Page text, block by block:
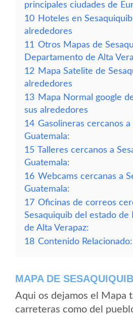
principales ciudades de
10 Hoteles en
alrededores
11 Otros Mapas de
Departamento de Alta
12 Mapa Satelite de
alrededores
13 Mapa Normal google
sus alrededores
14 Gasolineras cercanos a
Guatemala:
15 Talleres cercanos a
Guatemala:
16 Webcams cercanas a
Guatemala:
17 Oficinas de correos
Sesaquiquib del estado
de Alta Verapaz:
18 Contenido Relacionado:
MAPA DE SESAQUIQUIB
Aqui os dejamos el Mapa
carreteras como del